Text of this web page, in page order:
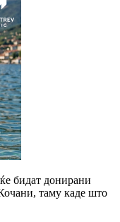
бидат донирани
таму каде што